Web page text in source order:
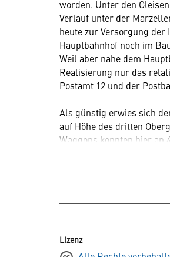
worden. Unter den
Verlauf unter der
heute zur Versorgung
Hauptbahnhof noch im
Weil aber nahe dem
Realisierung nur das
Postamt 12 und der
Als günstig erwies sich
auf Höhe des dritten
Waggons konnten hier an
Fördergurte und
aufwändig aus
Zweiten Weltkrieg zum
Lizenz